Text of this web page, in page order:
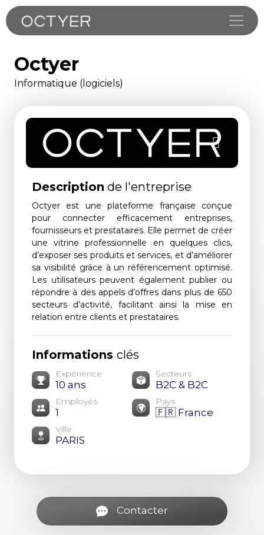
Octyer
Informatique (logiciels)
Description de l'entreprise
Octyer est une plateforme française conçue
pour connecter efficacement entreprises,
fournisseurs et prestataires. Elle permet de créer
une vitrine professionnelle en quelques clics,
d’exposer ses produits et services, et d’améliorer
sa visibilité grâce à un référencement optimisé.
Les utilisateurs peuvent également publier ou
répondre à des appels d’offres dans plus de 650
secteurs d’activité, facilitant ainsi la mise en
relation entre clients et prestataires.
Informations clés
Expérience
10 ans
Secteurs
B2C & B2C
Employés
1
Pays
🇫🇷 France
Ville
PARIS
Contacter